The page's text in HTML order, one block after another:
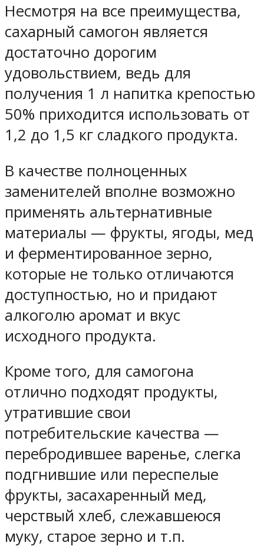
Несмотря на все преимущества,
сахарный самогон является
достаточно дорогим
удовольствием, ведь для
получения 1 л напитка крепостью
50% приходится использовать от
1,2 до 1,5 кг сладкого продукта.
В качестве полноценных
заменителей вполне возможно
применять альтернативные
материалы — фрукты, ягоды, мед
и ферментированное зерно,
которые не только отличаются
доступностью, но и придают
алкоголю аромат и вкус
исходного продукта.
Кроме того, для самогона
отлично подходят продукты,
утратившие свои
потребительские качества —
перебродившее варенье, слегка
подгнившие или переспелые
фрукты, засахаренный мед,
черствый хлеб, слежавшеюся
муку, старое зерно и т.п.